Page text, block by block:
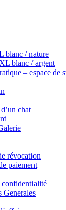
blanc / nature
blanc / argent
– espace de
chat
révocation
paiement
Generales